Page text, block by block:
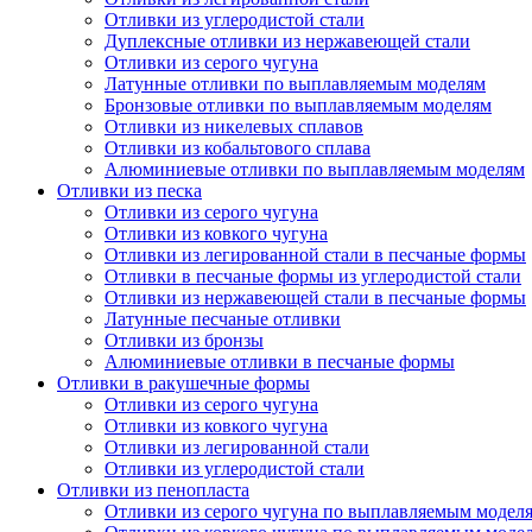
Отливки из углеродистой стали
Дуплексные отливки из нержавеющей стали
Отливки из серого чугуна
Латунные отливки по выплавляемым моделям
Бронзовые отливки по выплавляемым моделям
Отливки из никелевых сплавов
Отливки из кобальтового сплава
Алюминиевые отливки по выплавляемым моделям
Отливки из песка
Отливки из серого чугуна
Отливки из ковкого чугуна
Отливки из легированной стали в песчаные формы
Отливки в песчаные формы из углеродистой стали
Отливки из нержавеющей стали в песчаные формы
Латунные песчаные отливки
Отливки из бронзы
Алюминиевые отливки в песчаные формы
Отливки в ракушечные формы
Отливки из серого чугуна
Отливки из ковкого чугуна
Отливки из легированной стали
Отливки из углеродистой стали
Отливки из пенопласта
Отливки из серого чугуна по выплавляемым